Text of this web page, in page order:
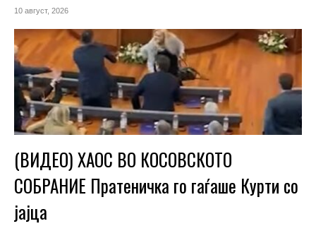
10 август, 2026
(ВИДЕО) ХАОС ВО КОСОВСКОТО
СОБРАНИЕ Пратеничка го гаѓаше Курти со
јајца